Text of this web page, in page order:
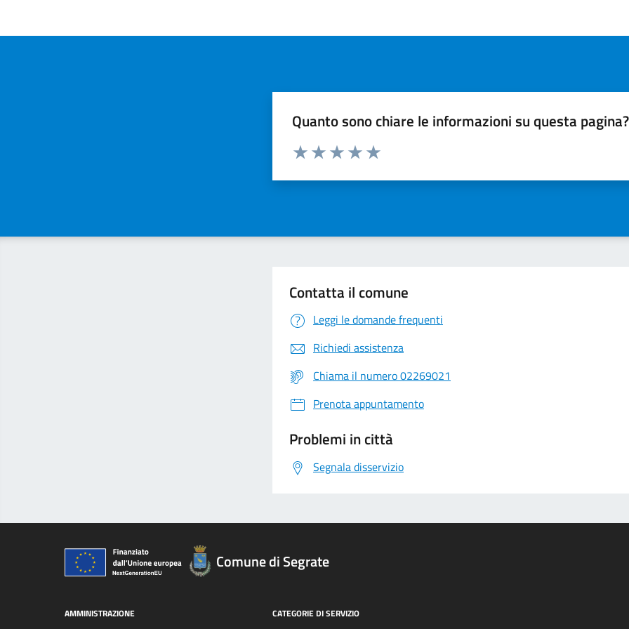
Quanto sono chiare le informazioni su questa pagina?
Valuta da 1 a 5 stelle la pagina
Contatta il comune
Leggi le domande frequenti
Richiedi assistenza
Chiama il numero 02269021
Prenota appuntamento
Problemi in città
Segnala disservizio
Comune di Segrate
AMMINISTRAZIONE CATEGORIE DI SERVIZIO